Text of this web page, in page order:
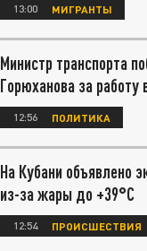
13:00 МИГРАНТЫ
Министр транспорта
Горюханова за работу
12:56 ПОЛИТИКА
На Кубани объявлено
из-за жары до +39°С
12:54 ПРОИСШЕСТВИЯ